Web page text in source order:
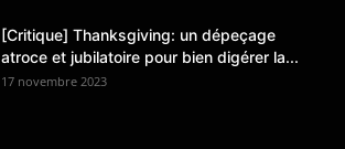
[Critique] Thanksgiving: un dépeçage
atroce et jubilatoire pour bien digérer la...
17 novembre 2023